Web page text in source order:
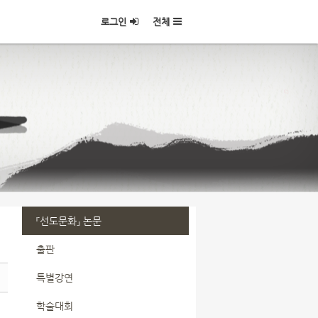
로그인 전체
『선도문화』 논문
출판
특별강연
학술대회